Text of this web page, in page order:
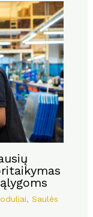
, Saulės